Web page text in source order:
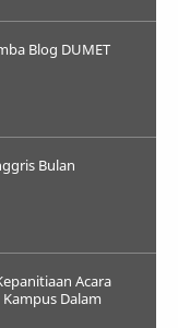
Blog DUMET
Bulan
Acara
Dalam